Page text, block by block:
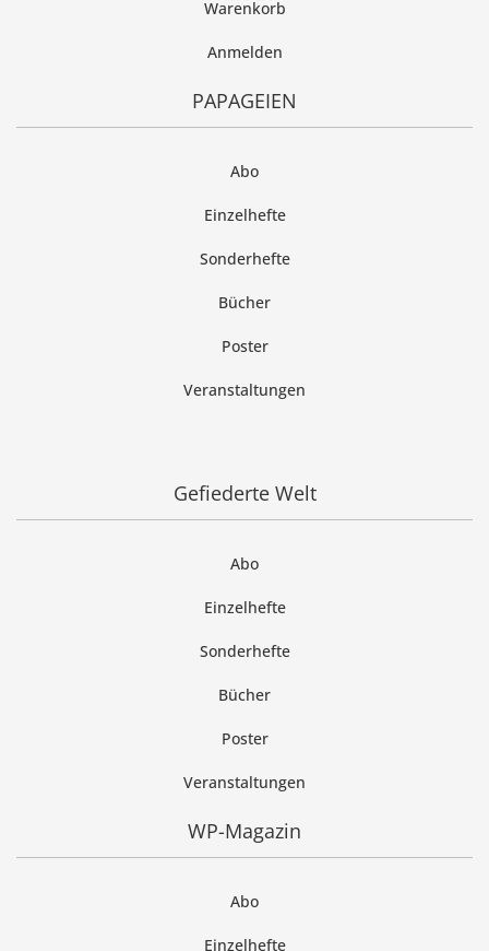
Warenkorb
Anmelden
PAPAGEIEN
Abo
Einzelhefte
Sonderhefte
Bücher
Poster
Veranstaltungen
Gefiederte Welt
Abo
Einzelhefte
Sonderhefte
Bücher
Poster
Veranstaltungen
WP-Magazin
Abo
Einzelhefte